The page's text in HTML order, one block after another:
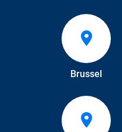
Brussel